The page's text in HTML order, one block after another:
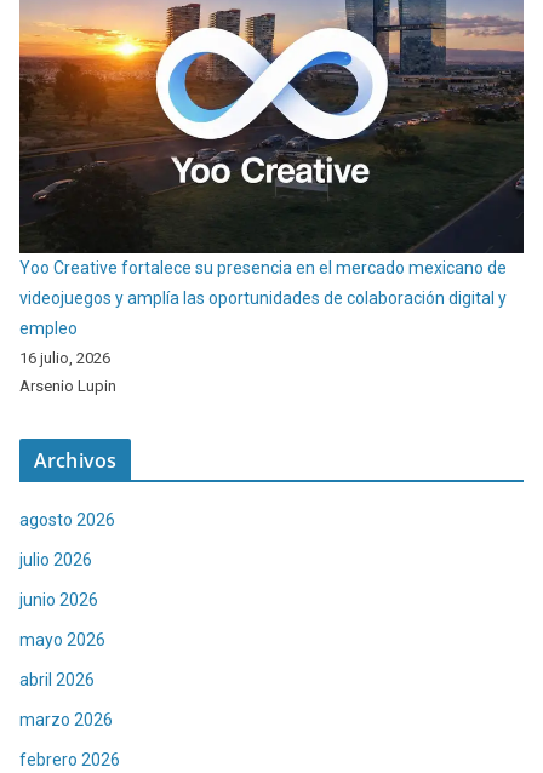
Yoo Creative fortalece su presencia en el mercado mexicano de
videojuegos y amplía las oportunidades de colaboración digital y
empleo
16 julio, 2026
Arsenio Lupin
Archivos
agosto 2026
julio 2026
junio 2026
mayo 2026
abril 2026
marzo 2026
febrero 2026